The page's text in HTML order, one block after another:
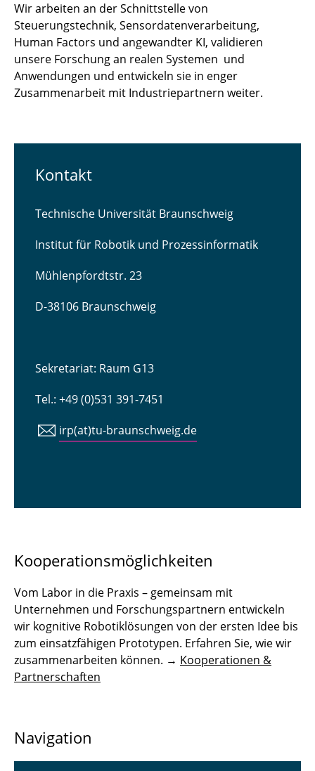
Wir arbeiten an der Schnittstelle von
Steuerungstechnik, Sensordatenverarbeitung,
Human Factors und angewandter KI, validieren
unsere Forschung an realen Systemen und
Anwendungen und entwickeln sie in enger
Zusammenarbeit mit Industriepartnern weiter.
Kontakt
Technische Universität Braunschweig
Institut für Robotik und Prozessinformatik
Mühlenpfordtstr. 23
D-38106 Braunschweig
Sekretariat: Raum G13
Tel.: +49 (0)531 391-7451
irp(at)tu-braunschweig.de
Kooperationsmöglichkeiten
Vom Labor in die Praxis – gemeinsam mit
Unternehmen und Forschungspartnern entwickeln
wir kognitive Robotiklösungen von der ersten Idee bis
zum einsatzfähigen Prototypen. Erfahren Sie, wie wir
zusammenarbeiten können. → Kooperationen &
Partnerschaften
Navigation